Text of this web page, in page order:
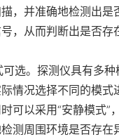
，并准确地检测出是
，从而判断出是否存
选。探测仪具有多种
情况选择不同的模式
可以采用“安静模式”
测周围环境是否存在